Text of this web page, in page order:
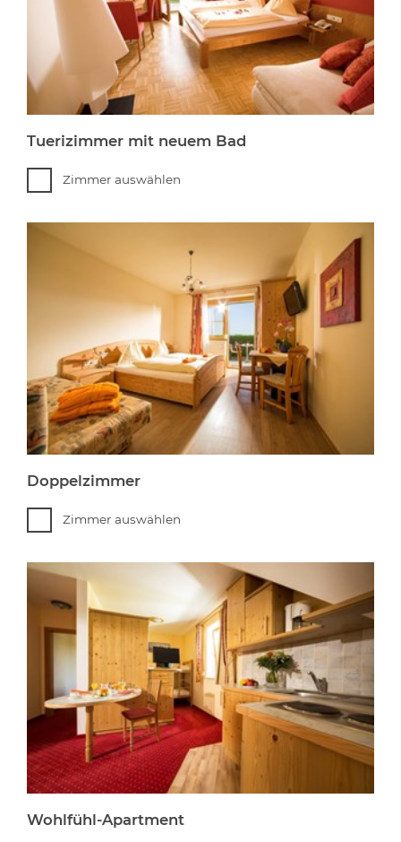
Tuerizimmer mit neuem Bad
Zimmer auswählen
Doppelzimmer
Zimmer auswählen
Wohlfühl-Apartment